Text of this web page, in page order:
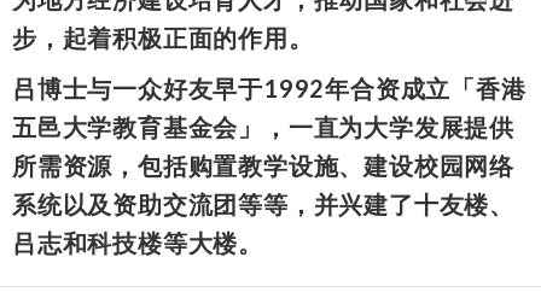
步，起着积极正面的作用。
吕博士与一众好友早于1992年合资成立「香港
五邑大学教育基金会」，一直为大学发展提供
所需资源，包括购置教学设施、建设校园网络
系统以及资助交流团等等，并兴建了十友楼、
吕志和科技楼等大楼。